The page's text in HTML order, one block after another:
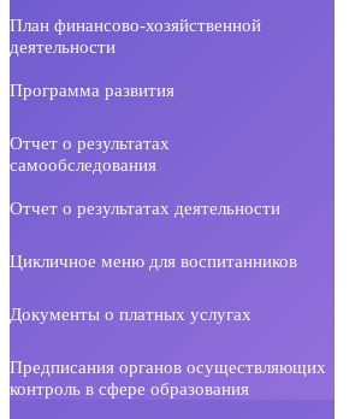
План финансово-хозяйственной
деятельности
Программа развития
Отчет о результатах
самообследования
Отчет о результатах деятельности
Цикличное меню для воспитанников
Документы о платных услугах
Предписания органов осуществляющих
контроль в сфере образования